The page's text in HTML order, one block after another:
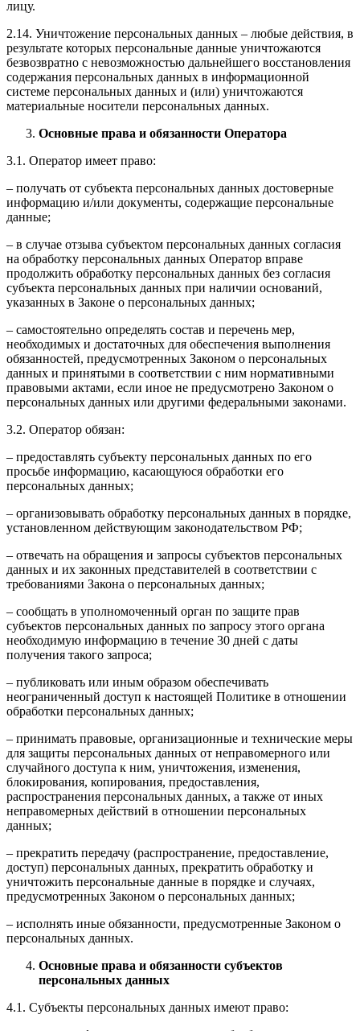
лицу.
2.14. Уничтожение персональных данных – любые действия, в
результате которых персональные данные уничтожаются
безвозвратно с невозможностью дальнейшего восстановления
содержания персональных данных в информационной
системе персональных данных и (или) уничтожаются
материальные носители персональных данных.
Основные права и обязанности Оператора
3.1. Оператор имеет право:
– получать от субъекта персональных данных достоверные
информацию и/или документы, содержащие персональные
данные;
– в случае отзыва субъектом персональных данных согласия
на обработку персональных данных Оператор вправе
продолжить обработку персональных данных без согласия
субъекта персональных данных при наличии оснований,
указанных в Законе о персональных данных;
– самостоятельно определять состав и перечень мер,
необходимых и достаточных для обеспечения выполнения
обязанностей, предусмотренных Законом о персональных
данных и принятыми в соответствии с ним нормативными
правовыми актами, если иное не предусмотрено Законом о
персональных данных или другими федеральными законами.
3.2. Оператор обязан:
– предоставлять субъекту персональных данных по его
просьбе информацию, касающуюся обработки его
персональных данных;
– организовывать обработку персональных данных в порядке,
установленном действующим законодательством РФ;
– отвечать на обращения и запросы субъектов персональных
данных и их законных представителей в соответствии с
требованиями Закона о персональных данных;
– сообщать в уполномоченный орган по защите прав
субъектов персональных данных по запросу этого органа
необходимую информацию в течение 30 дней с даты
получения такого запроса;
– публиковать или иным образом обеспечивать
неограниченный доступ к настоящей Политике в отношении
обработки персональных данных;
– принимать правовые, организационные и технические меры
для защиты персональных данных от неправомерного или
случайного доступа к ним, уничтожения, изменения,
блокирования, копирования, предоставления,
распространения персональных данных, а также от иных
неправомерных действий в отношении персональных
данных;
– прекратить передачу (распространение, предоставление,
доступ) персональных данных, прекратить обработку и
уничтожить персональные данные в порядке и случаях,
предусмотренных Законом о персональных данных;
– исполнять иные обязанности, предусмотренные Законом о
персональных данных.
Основные права и обязанности субъектов
персональных данных
4.1. Субъекты персональных данных имеют право: